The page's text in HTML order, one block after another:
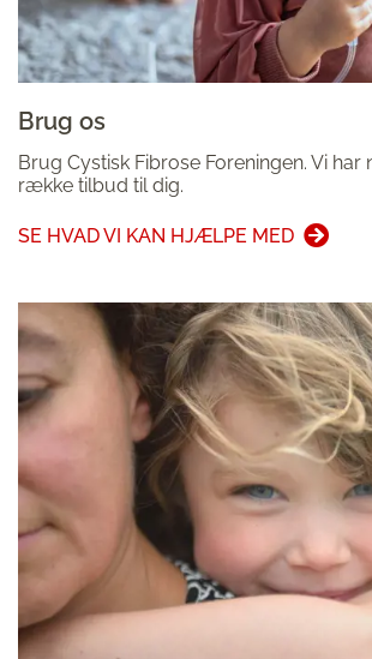
Brug os
Brug Cystisk Fibrose Foreningen. Vi har
række tilbud til dig.
SE HVAD VI KAN HJÆLPE MED